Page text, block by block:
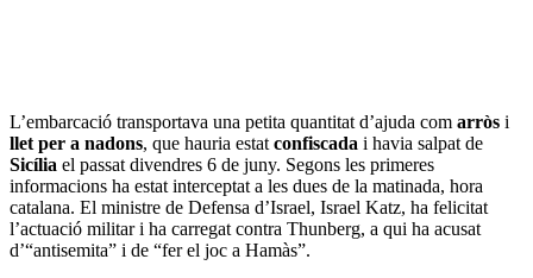
L’embarcació transportava una petita quantitat d’ajuda com arròs i
llet per a nadons, que hauria estat confiscada i havia salpat de
Sicília el passat divendres 6 de juny. Segons les primeres
informacions ha estat interceptat a les dues de la matinada, hora
catalana. El ministre de Defensa d’Israel, Israel Katz, ha felicitat
l’actuació militar i ha carregat contra Thunberg, a qui ha acusat
d’“antisemita” i de “fer el joc a Hamàs”.